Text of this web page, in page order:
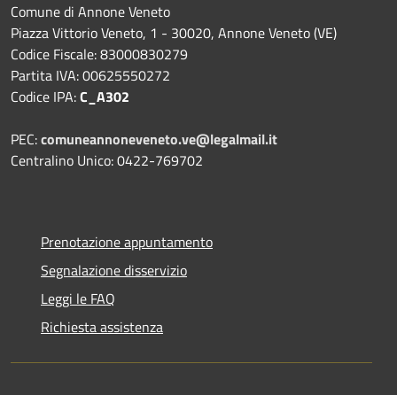
Comune di Annone Veneto
Piazza Vittorio Veneto, 1 - 30020, Annone Veneto (VE)
Codice Fiscale: 83000830279
Partita IVA: 00625550272
Codice IPA:C_A302
PEC:comuneannoneveneto.ve@legalmail.it
Centralino Unico: 0422-769702
Prenotazione appuntamento
Segnalazione disservizio
Leggi le FAQ
Richiesta assistenza